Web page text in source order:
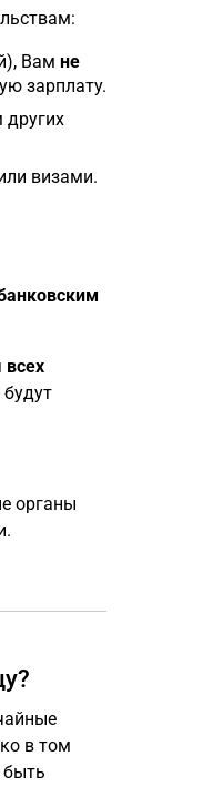
Вам не
зарплату.
визами.
всех
органы
в том
быть